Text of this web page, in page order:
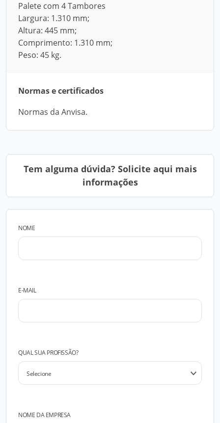
Palete com 4 Tambores
Largura: 1.310 mm;
Altura: 445 mm;
Comprimento: 1.310 mm;
Peso: 45 kg.
Normas e certificados
Normas da Anvisa.
Tem alguma dúvida? Solicite aqui mais
informações
NOME
E-MAIL
QUAL SUA PROFISSÃO?
NOME DA EMPRESA